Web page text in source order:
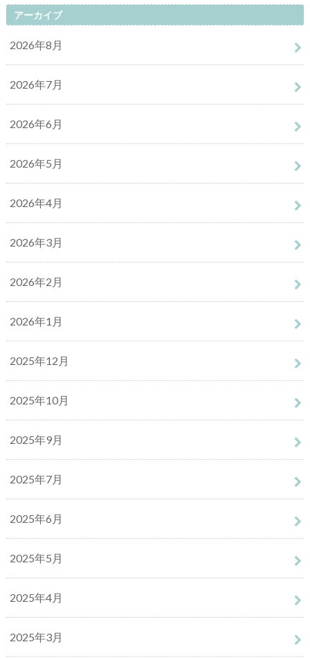
アーカイブ
2026年8月
2026年7月
2026年6月
2026年5月
2026年4月
2026年3月
2026年2月
2026年1月
2025年12月
2025年10月
2025年9月
2025年7月
2025年6月
2025年5月
2025年4月
2025年3月